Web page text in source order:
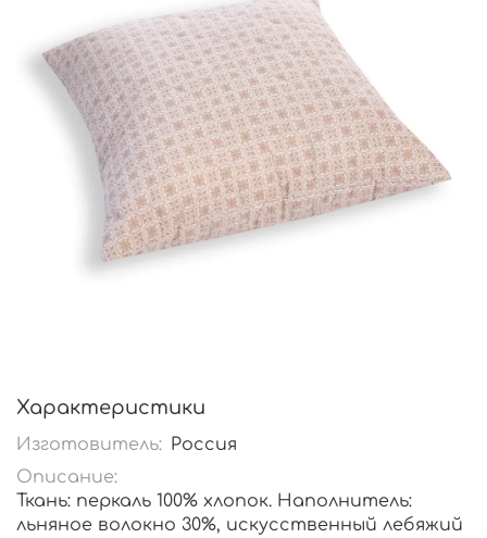
Характеристики
Изготовитель: Россия
Описание:
Ткань: перкаль 100% хлопок. Наполнитель:
льняное волокно 30%, искусственный лебяжий